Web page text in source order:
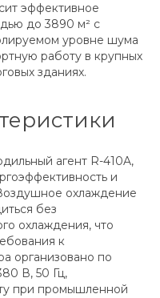
эффективное
до 3890 м² с
уровне шума
работу в крупных
зданиях.
агент R-410A,
и
охлаждение
без
охлаждения, что
к
организовано по
В, 50 Гц,
при промышленной